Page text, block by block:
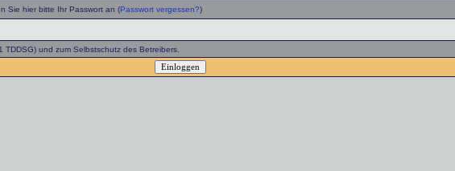
Sie hier bitte Ihr Passwort an (Passwort vergessen?)
und zum Selbstschutz des Betreibers.